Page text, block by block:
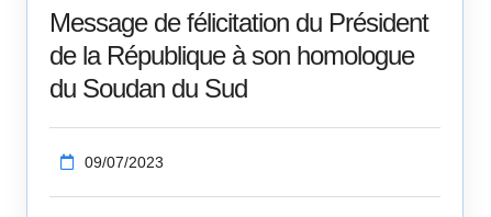
Message de félicitation du Président
de la République à son homologue
du Soudan du Sud
09/07/2023